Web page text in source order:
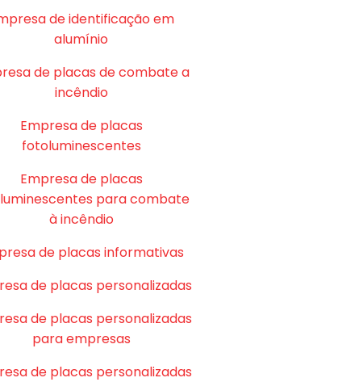
de identificação em
alumínio
de placas de combate a
incêndio
Empresa de placas
fotoluminescentes
Empresa de placas
para combate
à incêndio
de placas informativas
de placas personalizadas
de placas personalizadas
para empresas
de placas personalizadas